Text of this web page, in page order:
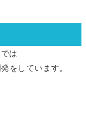
は
をしています。